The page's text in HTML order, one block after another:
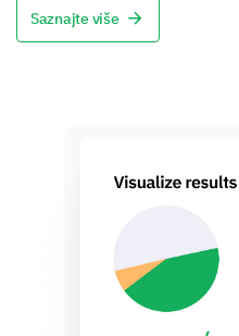
Saznajte više